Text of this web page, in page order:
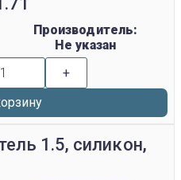
Производитель:
Не указан
+
1.5, силикон,